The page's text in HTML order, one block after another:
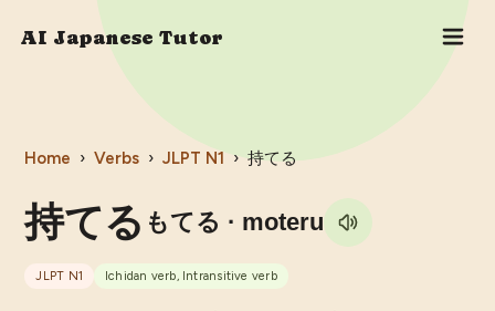
AI Japanese Tutor
Home › Verbs › JLPT N1 › 持てる
持てる もてる · moteru
JLPT N1 Ichidan verb, Intransitive verb